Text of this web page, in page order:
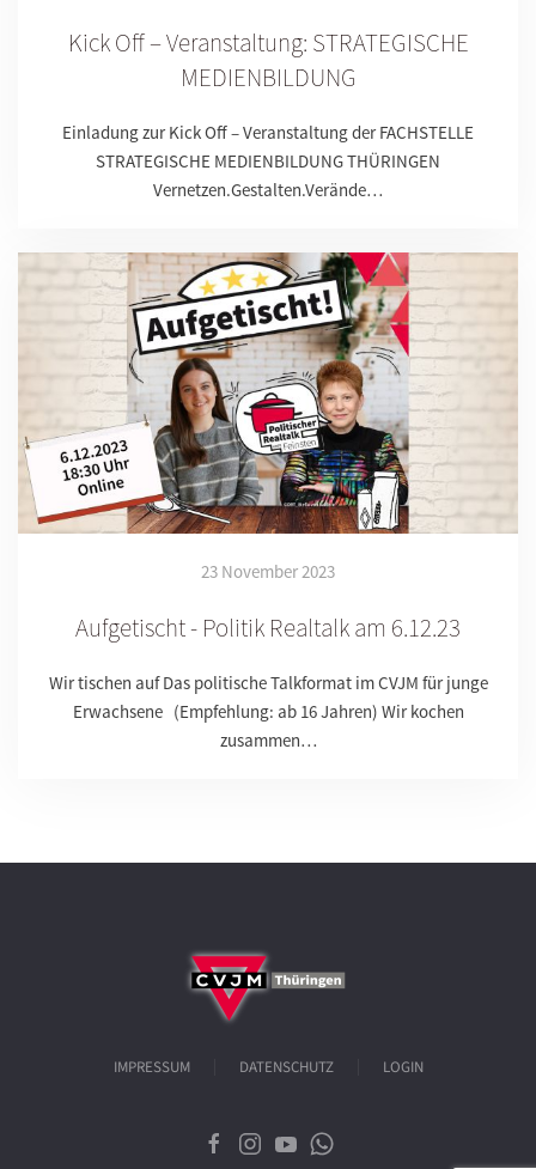
Kick Off – Veranstaltung: STRATEGISCHE
MEDIENBILDUNG
Einladung zur Kick Off – Veranstaltung der FACHSTELLE
STRATEGISCHE MEDIENBILDUNG THÜRINGEN
Vernetzen.Gestalten.Verände…
23 November 2023
Aufgetischt - Politik Realtalk am 6.12.23
Wir tischen auf Das politische Talkformat im CVJM für junge
Erwachsene (Empfehlung: ab 16 Jahren) Wir kochen
zusammen…
IMPRESSUM DATENSCHUTZ LOGIN